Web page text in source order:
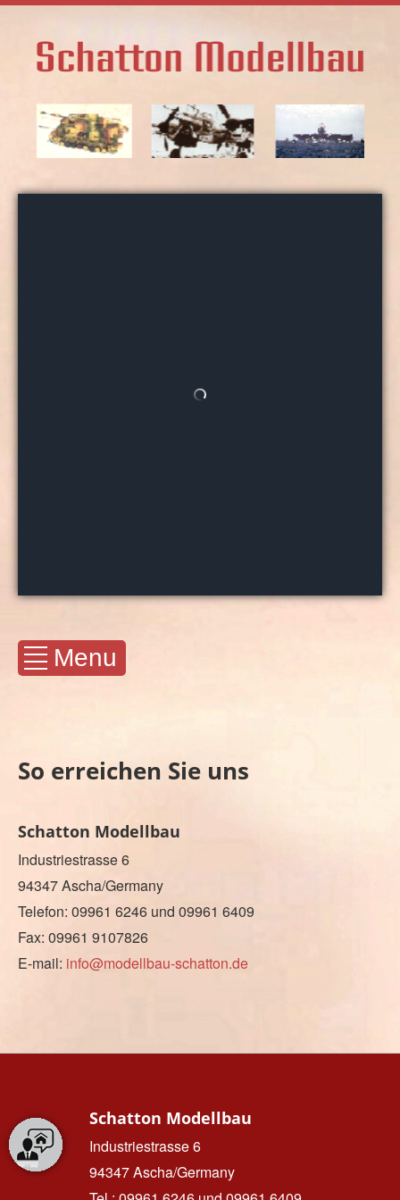
Menu
So erreichen Sie uns
Schatton Modellbau
Industriestrasse 6
94347 Ascha/Germany
Telefon: 09961 6246 und 09961 6409
Fax: 09961 9107826
E-mail: info@modellbau-schatton.de
Schatton Modellbau
Industriestrasse 6
94347 Ascha/Germany